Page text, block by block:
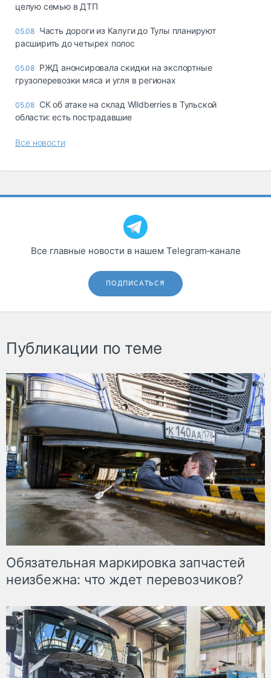
целую семью в ДТП
05.08 Часть дороги из Калуги до Тулы планируют
расширить до четырех полос
05.08 РЖД анонсировала скидки на экспортные
грузоперевозки мяса и угля в регионах
05.08 СК об атаке на склад Wildberries в Тульской
области: есть пострадавшие
Все новости
Все главные новости в нашем Telegram‑канале
ПОДПИСАТЬСЯ
Публикации по теме
Обязательная маркировка запчастей
неизбежна: что ждет перевозчиков?